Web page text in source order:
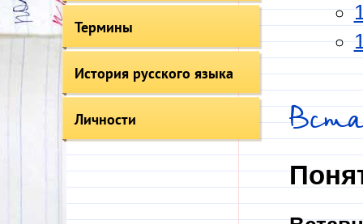
Термины
История русского языка
Личности